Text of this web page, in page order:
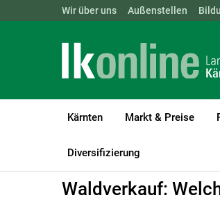
Landwirtschaftskammern:
Wir über uns Außenstellen
Kärnten Markt & Preise
Diversifizierung
LK Kärnten Recht & Steuer
Waldverkauf: